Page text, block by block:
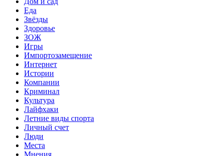
Еда
Звёзды
Здоровье
ЗОЖ
Игры
Импортозамещение
Интернет
Истории
Компании
Криминал
Культура
Лайфхаки
Летние виды спорта
Личный счет
Люди
Места
Мнения